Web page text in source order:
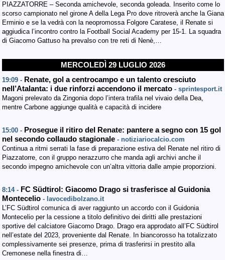
PIAZZATORRE – Seconda amichevole, seconda goleada. Inserito come lo
scorso campionato nel girone A della Lega Pro dove ritroverà anche la Giana
Erminio e se la vedrà con la neopromossa Folgore Caratese, il Renate si
aggiudica l’incontro contro la Football Social Academy per 15-1. La squadra
di Giacomo Gattuso ha prevalso con tre reti di Nenè,…
MERCOLEDÌ 29 LUGLIO 2026
19:09 - Renate, gol a centrocampo e un talento cresciuto
nell’Atalanta: i due rinforzi accendono il mercato - sprintesport.it
Magoni prelevato da Zingonia dopo l’intera trafila nel vivaio della Dea,
mentre Carbone aggiunge qualità e capacità di incidere
15:00 - Prosegue il ritiro del Renate: pantere a segno con 15 gol
nel secondo collaudo stagionale - notiziariocalcio.com
Continua a ritmi serrati la fase di preparazione estiva del Renate nel ritiro di
Piazzatorre, con il gruppo nerazzurro che manda agli archivi anche il
secondo impegno amichevole con un’altra vittoria dalle ampie proporzioni.
8:14 - FC Südtirol: Giacomo Drago si trasferisce al Guidonia
Montecelio - lavocedibolzano.it
L’FC Südtirol comunica di aver raggiunto un accordo con il Guidonia
Montecelio per la cessione a titolo definitivo dei diritti alle prestazioni
sportive del calciatore Giacomo Drago. Drago era approdato all’FC Südtirol
nell’estate del 2023, proveniente dal Renate. In biancorosso ha totalizzato
complessivamente sei presenze, prima di trasferirsi in prestito alla
Cremonese nella finestra di…